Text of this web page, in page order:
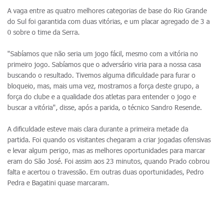
A vaga entre as quatro melhores categorias de base do Rio Grande
do Sul foi garantida com duas vitórias, e um placar agregado de 3 a
0 sobre o time da Serra.
"Sabíamos que não seria um jogo fácil, mesmo com a vitória no
primeiro jogo. Sabíamos que o adversário viria para a nossa casa
buscando o resultado. Tivemos alguma dificuldade para furar o
bloqueio, mas, mais uma vez, mostramos a força deste grupo, a
força do clube e a qualidade dos atletas para entender o jogo e
buscar a vitória", disse, após a parida, o técnico Sandro Resende.
A dificuldade esteve mais clara durante a primeira metade da
partida. Foi quando os visitantes chegaram a criar jogadas ofensivas
e levar algum perigo, mas as melhores oportunidades para marcar
eram do São José. Foi assim aos 23 minutos, quando Prado cobrou
falta e acertou o travessão. Em outras duas oportunidades, Pedro
Pedra e Bagatini quase marcaram.